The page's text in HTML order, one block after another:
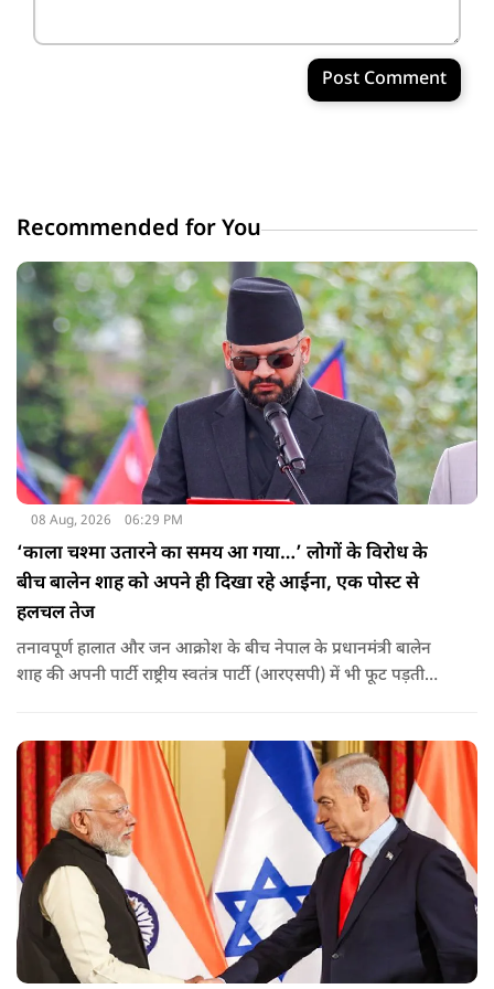
Post Comment
Recommended for You
08 Aug, 2026 06:29 PM
‘काला चश्मा उतारने का समय आ गया…’ लोगों के विरोध के
बीच बालेन शाह को अपने ही दिखा रहे आईना, एक पोस्ट से
हलचल तेज
तनावपूर्ण हालात और जन आक्रोश के बीच नेपाल के प्रधानमंत्री बालेन
शाह की अपनी पार्टी राष्ट्रीय स्वतंत्र पार्टी (आरएसपी) में भी फूट पड़ती